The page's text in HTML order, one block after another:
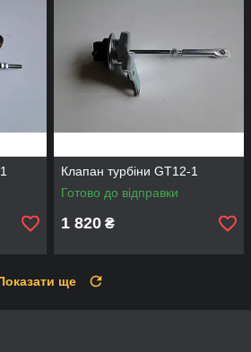
Клапан турбіни GT12-1
Готово до відправки
1 820 ₴
ще